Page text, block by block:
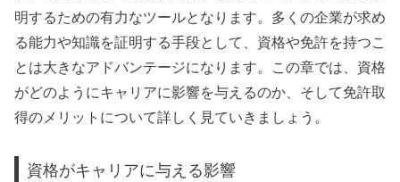
明するための有力なツールとなります。多くの企業が求め
る能力や知識を証明する手段として、資格や免許を持つこ
とは大きなアドバンテージになります。この章では、資格
がどのようにキャリアに影響を与えるのか、そして免許取
得のメリットについて詳しく見ていきましょう。
資格がキャリアに与える影響